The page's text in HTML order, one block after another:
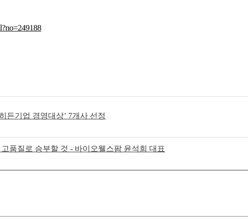
든기업 경영대상’ 7개사 선정
품질로 승부할 것 - 바이오웰스팜 윤석희 대표